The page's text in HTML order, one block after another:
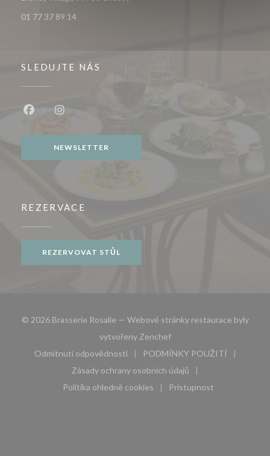
01 77 37 89 14
SLEDUJTE NÁS
NEWSLETTER
REZERVACE
REZERVOVAT STŮL
© 2026 Brasserie Rosalie — Webové stránky restaurace byly
vytvořeny Zenchef((otevře se v novém okně))
Odmítnutí odpovědnosti
((otevře se v novém okně))
PODMÍNKY POUŽITÍ
((otevře se v novém
Zásady ochrany osobních údajů
((otevře se v novém okně))
Politika ohledně cookies
((otevře se v novém okně))
Pristupnost
((otevře se v novém